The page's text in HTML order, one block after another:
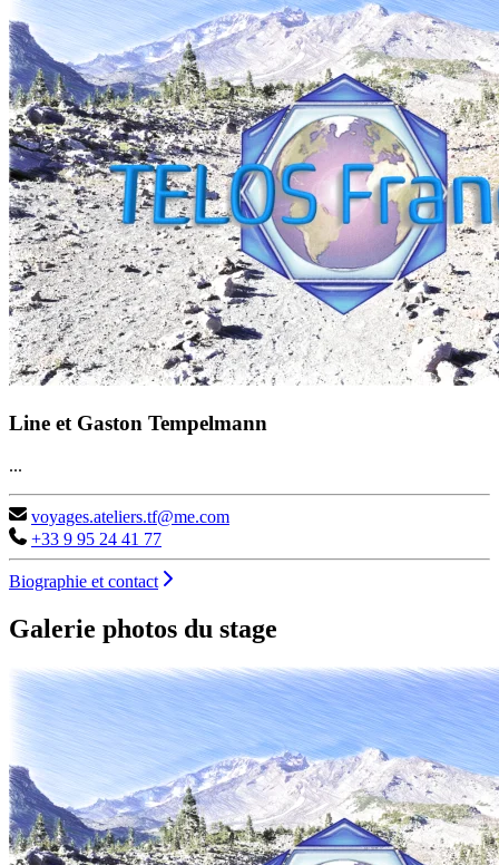
Line et Gaston Tempelmann
...
voyages.ateliers.tf@me.com
+33 9 95 24 41 77
Biographie et contact
Galerie photos du stage